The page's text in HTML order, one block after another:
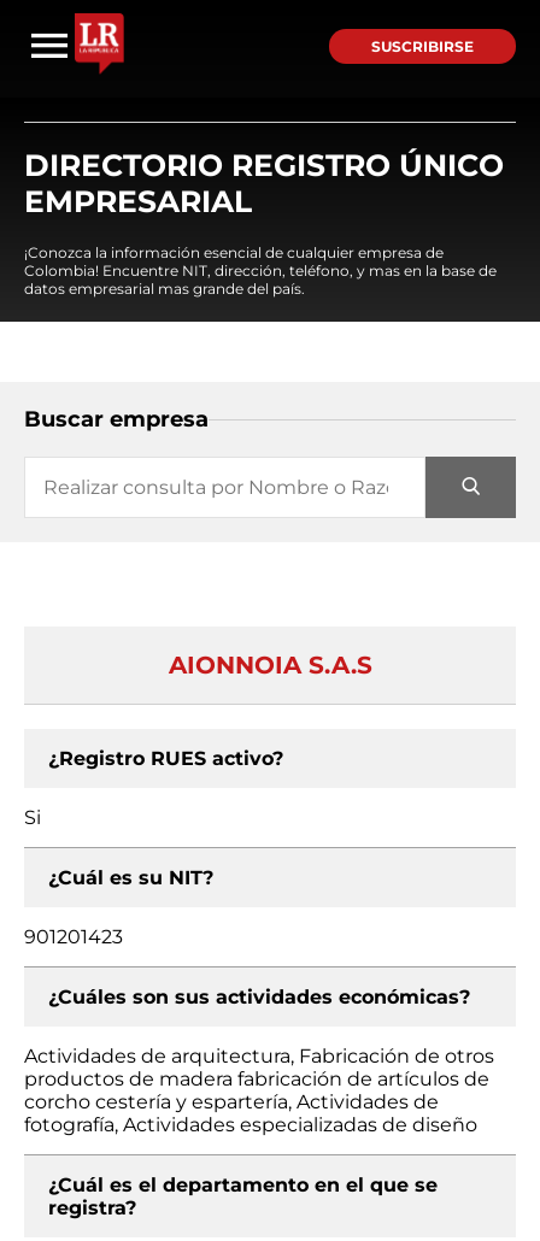
SUSCRIBIRSE
DIRECTORIO REGISTRO ÚNICO
EMPRESARIAL
¡Conozca la información esencial de cualquier empresa de
Colombia! Encuentre NIT, dirección, teléfono, y mas en la base de
datos empresarial mas grande del país.
Buscar empresa
AIONNOIA S.A.S
¿Registro RUES activo?
Si
¿Cuál es su NIT?
901201423
¿Cuáles son sus actividades económicas?
Actividades de arquitectura, Fabricación de otros
productos de madera fabricación de artículos de
corcho cestería y espartería, Actividades de
fotografía, Actividades especializadas de diseño
¿Cuál es el departamento en el que se
registra?